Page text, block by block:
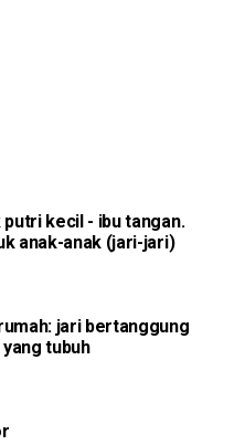
kecil - ibu tangan.
anak-anak (jari-jari)
jari bertanggung
tubuh